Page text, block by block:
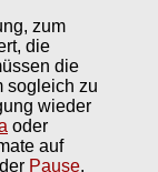
zum
die
die
sogleich zu
wieder
oder
auf
Pause,